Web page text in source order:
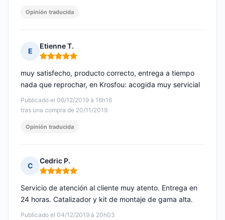
Opinión traducida
E
Etienne T.
Nota: 5 de 5
Publicado el 06/12/2019 à 16h16
tras una compra de 20/11/2019
muy satisfecho, producto correcto, entrega a tiempo
nada que reprochar, en Krosfou: acogida muy servicial
Opinión traducida
C
Cedric P.
Nota: 5 de 5
Publicado el 04/12/2019 à 20h03
Servicio de atención al cliente muy atento. Entrega en
24 horas. Catalizador y kit de montaje de gama alta.